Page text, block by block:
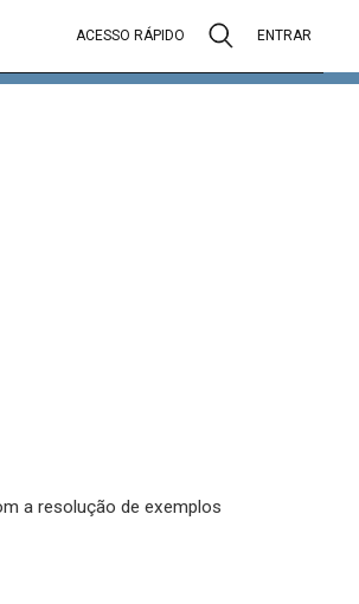
ACESSO RÁPIDO ENTRAR
a resolução de exemplos